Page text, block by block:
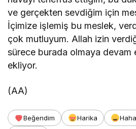
ve gerçekten sevdiğim için
İçimize işlemiş bu meslek,
çok mutluyum. Allah izin
sürece burada olmaya devam
ekliyor.
(AA)
Beğendim Harika Haha